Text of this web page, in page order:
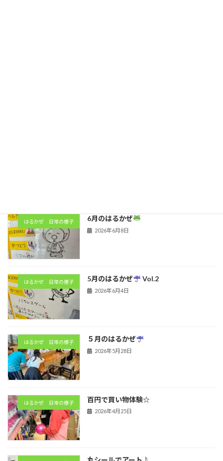
はるかぜ 日常の様子 6月のはるかぜ
2026年6月8日
はるかぜ 日常の様子 5月のはるかぜ Vol.2
2026年6月4日
はるかぜ 日常の様子 ５月のはるかぜ
2026年5月28日
はるかぜ 日常の様子 百円で買い物体験☆
2026年4月25日